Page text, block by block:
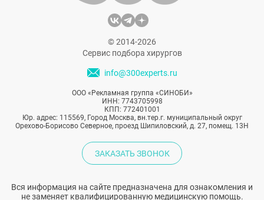
© 2014-2026
Сервис подбора хирургов
info@300experts.ru
ООО «Рекламная группа «СИНОБИ»
ИНН: 7743705998
КПП: 772401001
Юр. адрес: 115569, Город Москва, вн.тер.г. муниципальный округ
Орехово-Борисово Северное, проезд Шипиловский, д. 27, помещ. 13Н
ЗАКАЗАТЬ ЗВОНОК
Вся информация на сайте предназначена для ознакомления и
не заменяет квалифицированную медицинскую помощь.